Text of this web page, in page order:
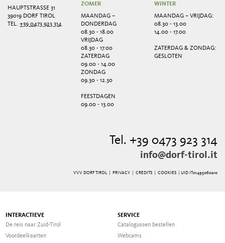
HAUPTSTRASSE 31
39019 DORF TIROL
TEL.+39 0473 923 314
ZOMER
MAANDAG –
DONDERDAG
08.30 - 18.00
VRIJDAG
08.30 - 17.00
ZATERDAG
09.00 - 14.00
ZONDAG
09.30 - 12.30
FEESTDAGEN
09.00 - 13.00
WINTER
MAANDAG – VRIJDAG:
08.30 - 13.00
14.00 - 17.00
ZATERDAG & ZONDAG:
GESLOTEN
Tel. +39 0473 923 314
info@dorf-tirol.it
VVV DORF TIROL | PRIVACY| CREDITS| COOKIES | UID IT01495060210
INTERACTIEVE
De reis naar Zuid-Tirol
Voordeelkaarten
SERVICE
Catalogussen bestellen
Webcams